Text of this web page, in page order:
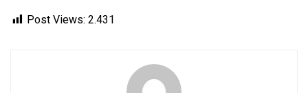
Post Views: 2.431